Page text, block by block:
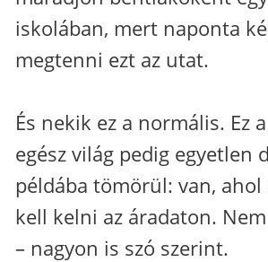
iskolában, mert naponta
megtenni ezt az utat.
És nekik ez a normális. Ez
egész világ pedig egyetlen
példába tömörül: van,
kell kelni az áradaton.
– nagyon is szó szerint.